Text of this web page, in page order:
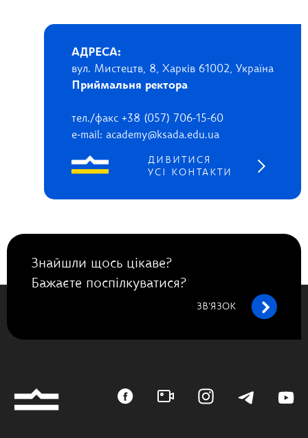
АДРЕСА:
вул. Мистецтв, 8, Харків 61002, Україна
Приймальня ректора
тел./факс +38 (057) 706-15-60
e-mail: academy@ksada.edu.ua
ДИВИТИСЯ
УСІ КОНТАКТИ
Знайшли щось цікаве?
Бажаєте поспілкуватися?
ЗВ’ЯЗОК